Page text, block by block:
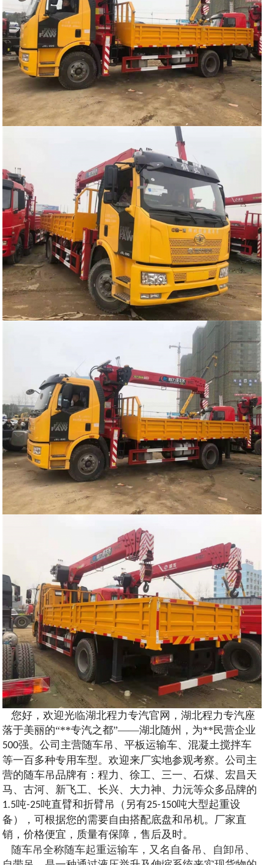
您好，欢迎光临湖北程力专汽官网，湖北程力专汽座
落于美丽的“**专汽之都”——湖北随州，为**民营企业
500强。公司主营随车吊、平板运输车、混凝土搅拌车
等一百多种专用车型。欢迎来厂实地参观考察。公司主
营的随车吊品牌有：程力、徐工、三一、石煤、宏昌天
马、古河、新飞工、长兴、大力神、力沅等众多品牌的
1.5吨-25吨直臂和折臂吊（另有25-150吨大型起重设
备），可根据您的需要自由搭配底盘和吊机。厂家直
销，价格便宜，质量有保障，售后及时。
随车吊全称随车起重运输车，又名自备吊、自卸吊、